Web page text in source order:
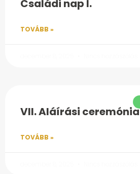
Családi nap I.
TOVÁBB »
VII. Aláírási ceremónia
TOVÁBB »